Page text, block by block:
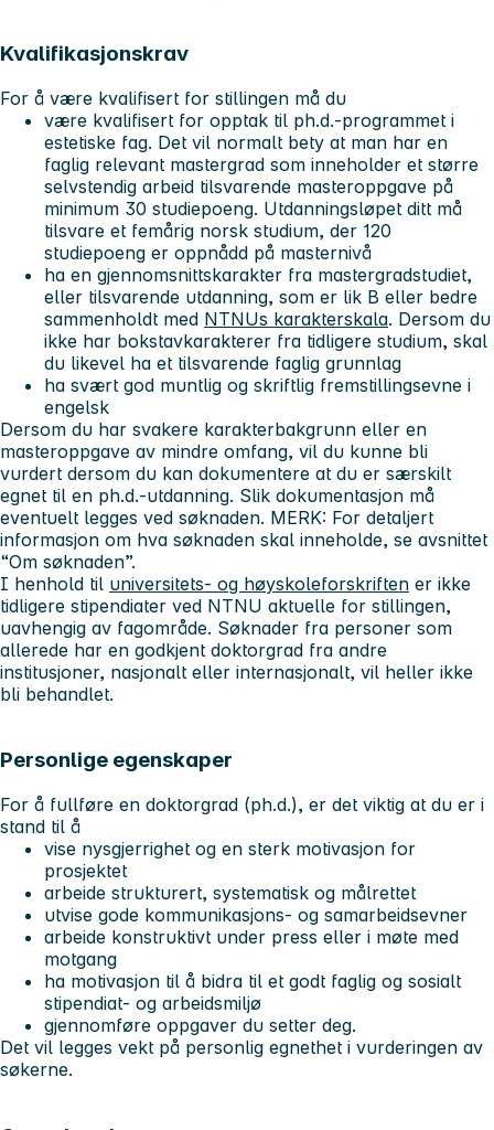
Kvalifikasjonskrav
For å være kvalifisert for stillingen må du
være kvalifisert for opptak til ph.d.-programmet i
estetiske fag. Det vil normalt bety at man har en
faglig relevant mastergrad som inneholder et større
selvstendig arbeid tilsvarende masteroppgave på
minimum 30 studiepoeng. Utdanningsløpet ditt må
tilsvare et femårig norsk studium, der 120
studiepoeng er oppnådd på masternivå
ha en gjennomsnittskarakter fra mastergradstudiet,
eller tilsvarende utdanning, som er lik B eller bedre
sammenholdt med NTNUs karakterskala. Dersom du
ikke har bokstavkarakterer fra tidligere studium, skal
du likevel ha et tilsvarende faglig grunnlag
ha svært god muntlig og skriftlig fremstillingsevne i
engelsk
Dersom du har svakere karakterbakgrunn eller en
masteroppgave av mindre omfang, vil du kunne bli
vurdert dersom du kan dokumentere at du er særskilt
egnet til en ph.d.-utdanning. Slik dokumentasjon må
eventuelt legges ved søknaden. MERK: For detaljert
informasjon om hva søknaden skal inneholde, se avsnittet
“Om søknaden”.
I henhold til universitets- og høyskoleforskriften er ikke
tidligere stipendiater ved NTNU aktuelle for stillingen,
uavhengig av fagområde. Søknader fra personer som
allerede har en godkjent doktorgrad fra andre
institusjoner, nasjonalt eller internasjonalt, vil heller ikke
bli behandlet.
Personlige egenskaper
For å fullføre en doktorgrad (ph.d.), er det viktig at du er i
stand til å
vise nysgjerrighet og en sterk motivasjon for
prosjektet
arbeide strukturert, systematisk og målrettet
utvise gode kommunikasjons- og samarbeidsevner
arbeide konstruktivt under press eller i møte med
motgang
ha motivasjon til å bidra til et godt faglig og sosialt
stipendiat- og arbeidsmiljø
gjennomføre oppgaver du setter deg.
Det vil legges vekt på personlig egnethet i vurderingen av
søkerne.